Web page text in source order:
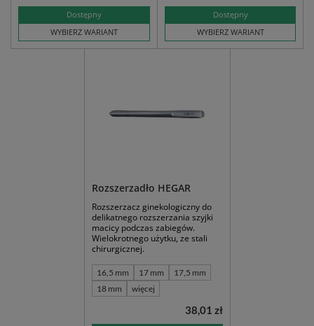
Dostępny
WYBIERZ WARIANT
Dostępny
WYBIERZ WARIANT
Rozszerzadło HEGAR
Rozszerzacz ginekologiczny do
delikatnego rozszerzania szyjki
macicy podczas zabiegów.
Wielokrotnego użytku, ze stali
chirurgicznej.
16,5 mm 17 mm
17,5 mm
18 mm
więcej
38,01 zł